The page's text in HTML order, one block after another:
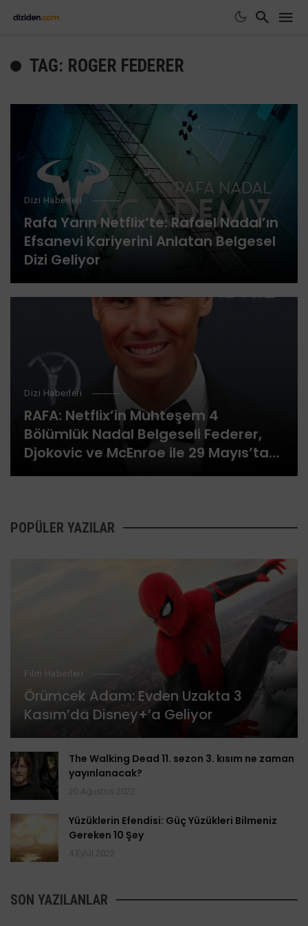
TAG: ROGER FEDERER
Dizi Haberleri
Rafa Yarın Netflix’te: Rafael Nadal’ın
Efsanevi Kariyerini Anlatan Belgesel
Dizi Geliyor
Dizi Haberleri
RAFA: Netflix’in Muhteşem 4
Bölümlük Nadal Belgeseli Federer,
Djokovic ve McEnroe ile 29 Mayıs’ta
Geliyor
POPÜLER YAZILAR
Film Haberleri
Örümcek Adam: Evden Uzakta 3
Kasım’da Disney+’a Geliyor
The Walking Dead 11. sezon 3. kısım ne zaman
yayınlanacak?
Yüzüklerin Efendisi: Güç Yüzükleri Bilmeniz
Gereken 10 Şey
SON YAZILANLAR